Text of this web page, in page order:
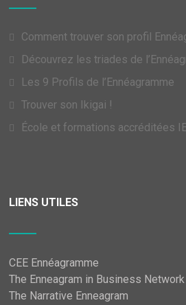
Comment trouver son profil
Découvrez les triades de
Les 9 Profils de l’Ennéagramme
Trouver son Ikigai !
École et formations accréditées
LIENS UTILES
CEE Ennéagramme
The Enneagram in Business Network
The Narrative Enneagram